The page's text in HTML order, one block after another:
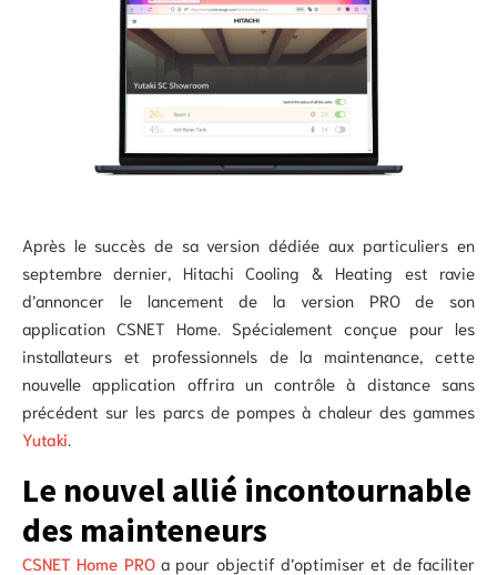
Après le succès de sa version dédiée aux particuliers en
septembre dernier, Hitachi Cooling & Heating est ravie
d’annoncer le lancement de la version PRO de son
application CSNET Home. Spécialement conçue pour les
installateurs et professionnels de la maintenance, cette
nouvelle application offrira un contrôle à distance sans
précédent sur les parcs de pompes à chaleur des gammes
Yutaki.
Le nouvel allié incontournable
des mainteneurs
CSNET Home PROa pour objectif d’optimiser et de faciliter